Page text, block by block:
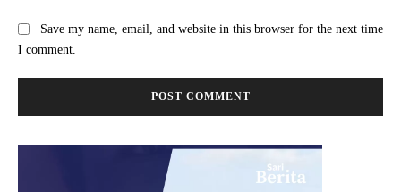
Save my name, email, and website in this browser for the next time
I comment.